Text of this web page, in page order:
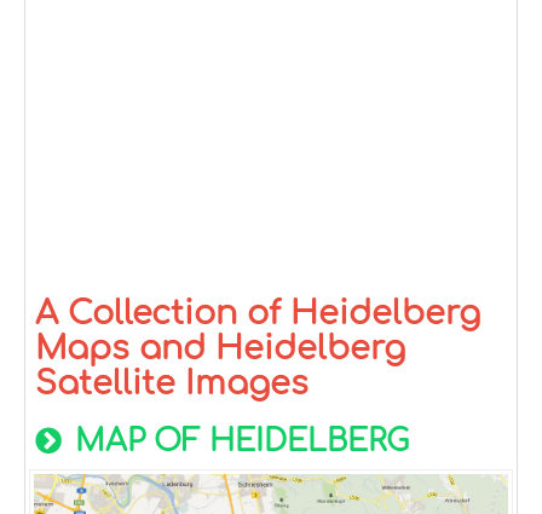
A Collection of Heidelberg
Maps and Heidelberg
Satellite Images
MAP OF HEIDELBERG